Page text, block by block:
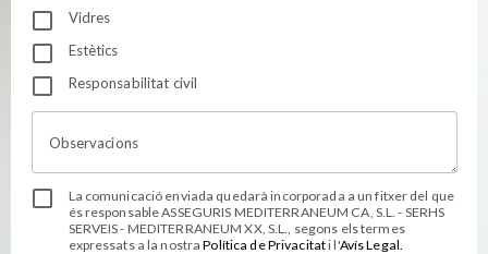
Vidres
Estètics
Responsabilitat civil
Observacions
La comunicació enviada quedarà incorporada a un fitxer del que
és responsable ASSEGURIS MEDITERRANEUM CA, S.L. - SERHS
SERVEIS - MEDITERRANEUM XX, S.L., segons els termes
expressats a la nostraPolítica de Privacitati l'Avís Legal.